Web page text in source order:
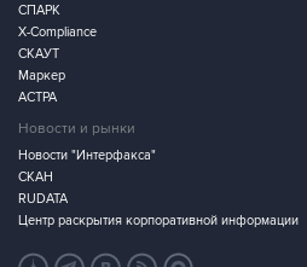
СПАРК
X-Compliance
СКАУТ
Маркер
АСТРА
Новости и рынки
Новости "Интерфакса"
СКАН
RUDATA
Центр раскрытия корпоративной информации